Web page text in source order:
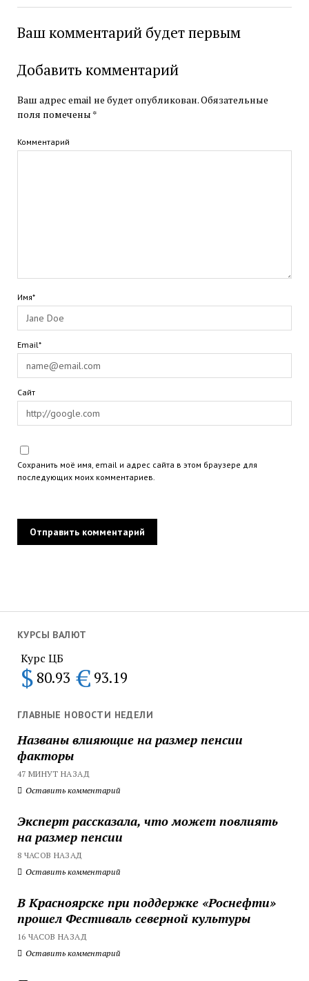
КУРСЫ ВАЛЮТ
Курс ЦБ
$ 80.93 € 93.19
ГЛАВНЫЕ НОВОСТИ НЕДЕЛИ
Названы влияющие на размер пенсии
факторы
47 МИНУТ НАЗАД
Оставить комментарий
Эксперт рассказала, что может повлиять
на размер пенсии
8 ЧАСОВ НАЗАД
Оставить комментарий
В Красноярске при поддержке «Роснефти»
прошел Фестиваль северной культуры
16 ЧАСОВ НАЗАД
Оставить комментарий
Ваш комментарий будет первым
Добавить комментарий
Ваш адрес email не будет опубликован.Обязательные
поля помечены *
Комментарий
Имя*
Email*
Сайт
Сохранить моё имя, email и адрес сайта в этом браузере для
последующих моих комментариев.